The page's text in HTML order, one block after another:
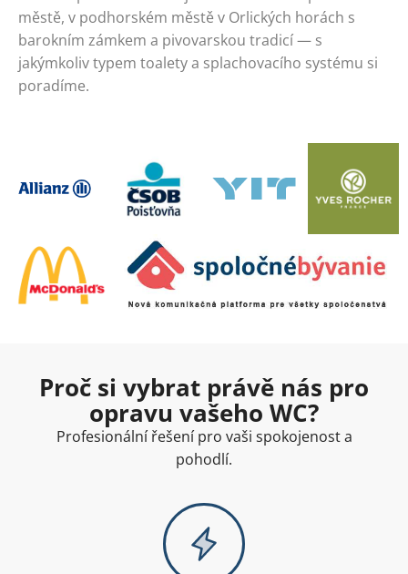
městě, v podhorském městě v Orlických horách s
barokním zámkem a pivovarskou tradicí — s
jakýmkoliv typem toalety a splachovacího systému si
poradíme.
Proč si vybrat právě nás pro
opravu vašeho WC?
Profesionální řešení pro vaši spokojenost a
pohodlí.